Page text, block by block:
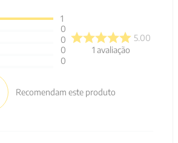
1
0
0
0
0
5.00
1 avaliação
Recomendam este produto